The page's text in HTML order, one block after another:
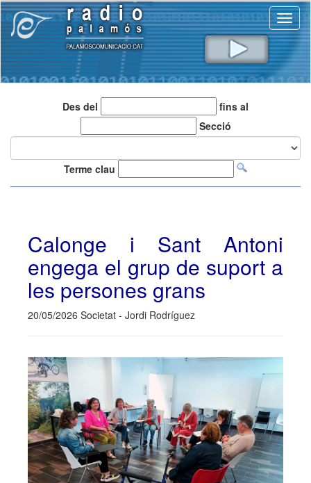
Des del
fins al
Secció
Terme clau
Calonge i Sant Antoni
engega el grup de suport a
les persones grans
20/05/2026 Societat - Jordi Rodríguez